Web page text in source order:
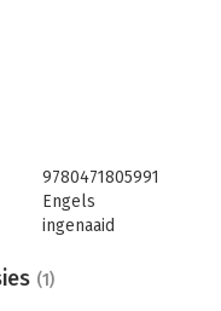
9780471805991
Engels
ingenaaid
John Wiley & Sons
(1)